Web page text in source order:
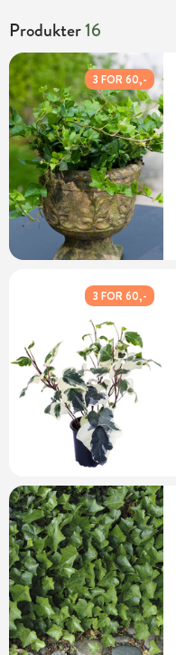
Produkter16
3 FOR 60,-
3 FOR 60,-